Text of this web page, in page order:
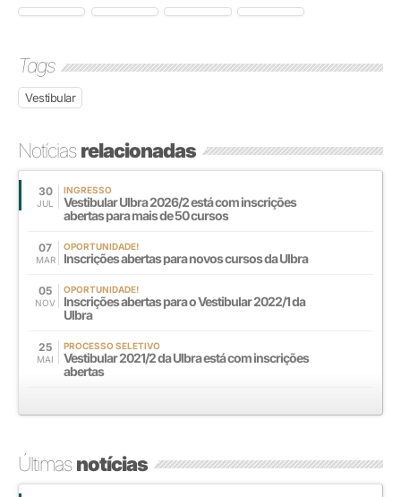
Tags
Vestibular
Notíciasrelacionadas
30
JUL
INGRESSO
Vestibular Ulbra 2026/2 está com inscrições
abertas para mais de 50 cursos
07
MAR
OPORTUNIDADE!
Inscrições abertas para novos cursos da Ulbra
05
NOV
OPORTUNIDADE!
Inscrições abertas para o Vestibular 2022/1 da
Ulbra
25
MAI
PROCESSO SELETIVO
Vestibular 2021/2 da Ulbra está com inscrições
abertas
Últimasnotícias